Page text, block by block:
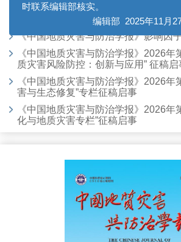
《中国地质灾害与防治学报》2025年
《中国地质灾害与防治学报》影响因
《中国地质灾害与防治学报》2026年
质灾害风险防控：创新与应用” 征稿启
《中国地质灾害与防治学报》2026年
害与生态修复”专栏征稿启事
《中国地质灾害与防治学报》2026年
化与地质灾害专栏”征稿启事
虚假信息，谨防上当受骗。如有疑问可及
时联系编辑部核实。
编辑部 2025年11月27日